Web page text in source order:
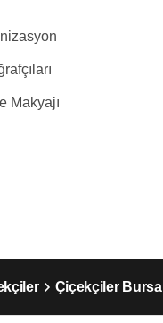
Makyajı
Çiçekçiler Bursa